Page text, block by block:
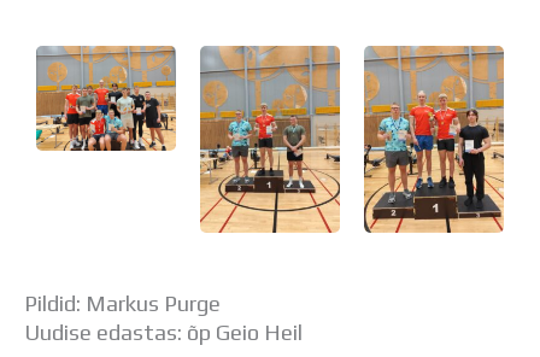
Kodukord
Projektid
ÜLDINFO
Sisseastumine
Dokumendid
Toitlustamine
Virtuaaltuur
Pildid: Markus Purge
Uudise edastas: õp Geio Heil